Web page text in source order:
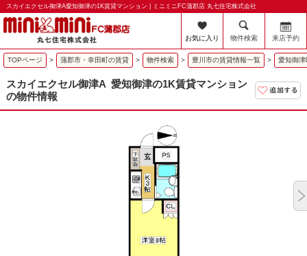
スカイエクセル御津A愛知御津の1K賃貸マンション | ミニミニFC蒲郡店 丸七住宅株式会社
お気に入り 物件検索 来店予約
TOPページ > 蒲郡市・幸田町の賃貸 > 物件検索 > 豊川市の賃貸情報一覧 > 愛知御
スカイエクセル御津A 愛知御津の1K賃貸マンション
の物件情報